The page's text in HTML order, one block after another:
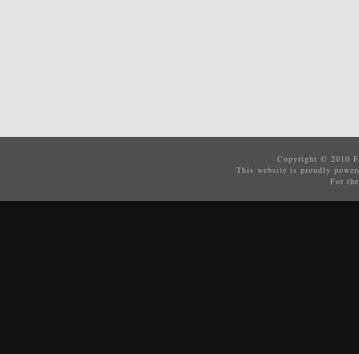
Copyright © 2010
This website is proudly
For